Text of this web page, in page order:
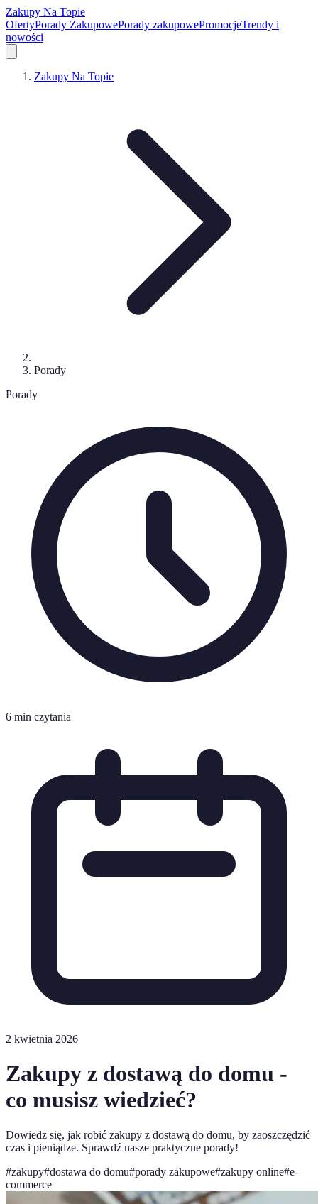
Zakupy Na Topie
OfertyPorady ZakupowePorady zakupowePromocjeTrendy i
nowości
Zakupy Na Topie
Porady
Porady
6 min czytania
2 kwietnia 2026
Zakupy z dostawą do domu -
co musisz wiedzieć?
Dowiedz się, jak robić zakupy z dostawą do domu, by zaoszczędzić
czas i pieniądze. Sprawdź nasze praktyczne porady!
#zakupy#dostawa do domu#porady zakupowe#zakupy online#e-
commerce